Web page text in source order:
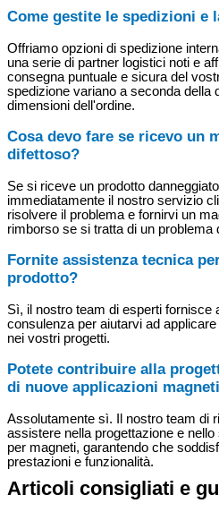
Come gestite le spedizioni e
Offriamo opzioni di spedizione
una serie di partner logistici noti e
consegna puntuale e sicura del
spedizione variano a seconda della
dimensioni dell'ordine.
Cosa devo fare se ricevo un
difettoso?
Se si riceve un prodotto
immediatamente il nostro servizio
risolvere il problema e fornirvi un
rimborso se si tratta di un problema
Fornite assistenza tecnica
prodotto?
Sì, il nostro team di esperti fornisce
consulenza per aiutarvi ad
nei vostri progetti.
Potete contribuire alla
di nuove applicazioni
Assolutamente sì. Il nostro team di
assistere nella progettazione e
per magneti, garantendo che
prestazioni e funzionalità.
Articoli consigliati e